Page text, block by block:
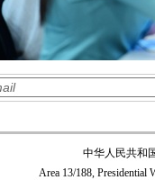
中华人民共和
Area 13/188, Presidential